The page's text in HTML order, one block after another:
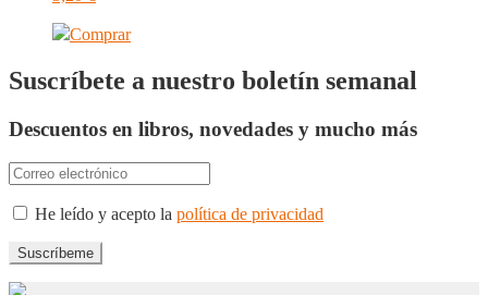
Comprar
Suscríbete a nuestro boletín semanal
Descuentos en libros, novedades y mucho más
He leído y acepto la política de privacidad